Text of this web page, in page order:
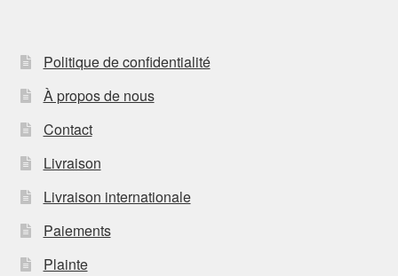
Politique de confidentialité
À propos de nous
Contact
Livraison
Livraison internationale
Paiements
Plainte